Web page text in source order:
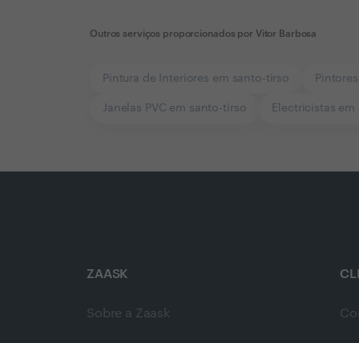
Outros serviços proporcionados por Vitor Barbosa
Pintura de Interiores em santo-tirso
Janelas PVC em santo-tirso Electricistas
ZAASK
Sobre a Zaask